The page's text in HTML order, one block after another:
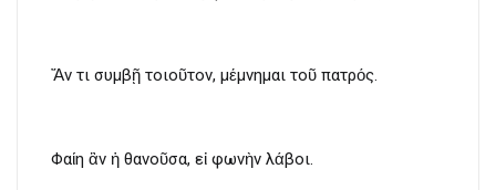
Ἄν τι συμβῇ τοιοῦτον, μέμνημαι τοῦ πατρός.
Φαίη ἂν ἡ θανοῦσα, εἰ φωνὴν λάβοι.